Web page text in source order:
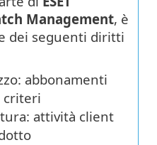
Management, è
dei seguenti diritti
abbonamenti
criteri
attività client